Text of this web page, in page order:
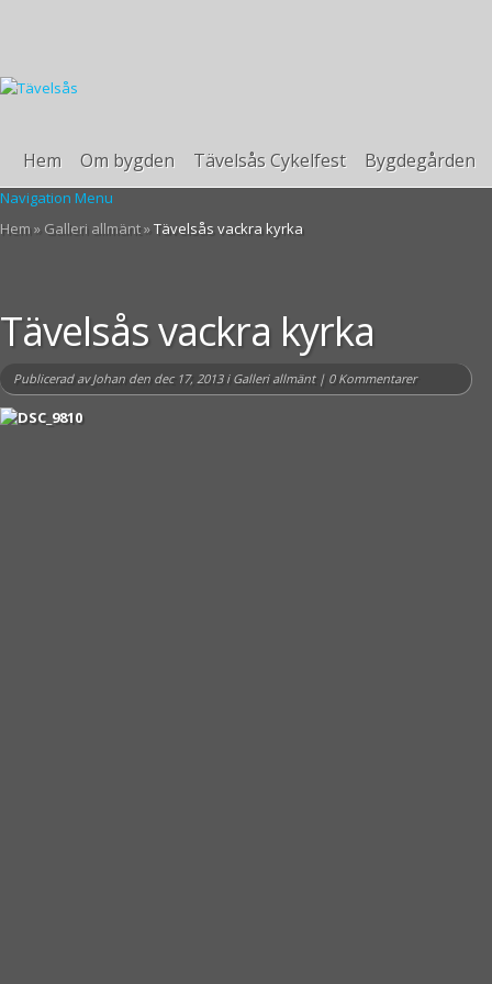
Hem Om bygden Tävelsås Cykelfest Bygdegården
Navigation Menu
Hem » Galleri allmänt»Tävelsås vackra kyrka
Tävelsås vackra kyrka
Publicerad avJohan den dec 17, 2013 i Galleri allmänt| 0 Kommentarer